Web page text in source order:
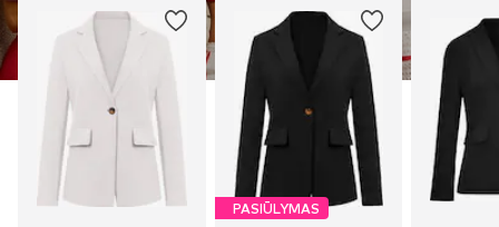
PASIŪLYMAS